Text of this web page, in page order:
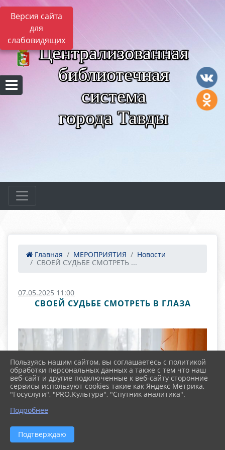
Версия сайта
для
слабовидящих
Централизованная
библиотечная
система
города Тавды
Главная МЕРОПРИЯТИЯ
Новости
СВОЕЙ СУДЬБЕ СМОТРЕТЬ ...
07.05.2025 11:00
СВОЕЙ СУДЬБЕ СМОТРЕТЬ В ГЛАЗА
Пользуясь нашим сайтом, вы соглашаетесь с политикой
обработки персональных данных а также с тем что наш
веб-сайт и другие подключенные к веб-сайту сторонние
сервисы используют cookies такие как Яндекс Метрика,
"Госуслуги", "PRO.Культура", "Спутник аналитика".
Подробнее
Подтверждаю